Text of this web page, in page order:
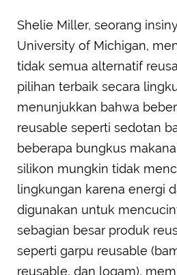
Shelie Miller, seorang
University of Michigan,
tidak semua alternatif
pilihan terbaik secara
menunjukkan bahwa
reusable seperti sedotan
beberapa bungkus
silikon mungkin tidak
lingkungan karena energi
digunakan untuk
sebagian besar produk
seperti garpu reusable
reusable, dan logam),